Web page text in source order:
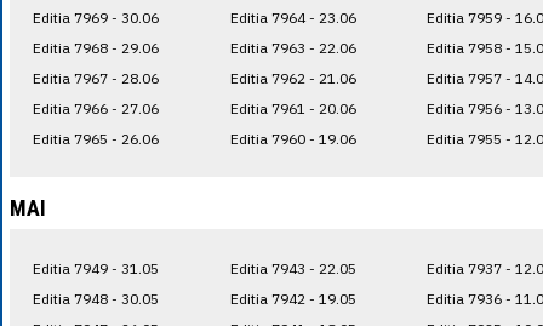
Editia 7969 - 30.06
Editia 7968 - 29.06
Editia 7967 - 28.06
Editia 7966 - 27.06
Editia 7965 - 26.06
Editia 7964 - 23.06
Editia 7963 - 22.06
Editia 7962 - 21.06
Editia 7961 - 20.06
Editia 7960 - 19.06
Editia 7959 -
Editia 7958 -
Editia 7957 -
Editia 7956 -
Editia 7955 -
MAI
Editia 7949 - 31.05
Editia 7948 - 30.05
Editia 7943 - 22.05
Editia 7942 - 19.05
Editia 7937 -
Editia 7936 -